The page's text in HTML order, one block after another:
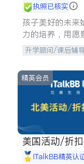
执照已核实
孩子美好的未来
力的培养，用愿
的学习潜力和动
拥有成长型心态
石。
升学顾问/课后辅
精英会员
美国活动/折
iTalkBB精英认